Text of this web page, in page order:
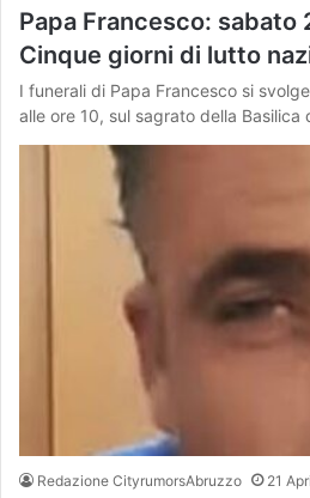
Papa Francesco: sabato
Cinque giorni di lutto
I funerali di Papa Francesco si
alle ore 10, sul sagrato della Basilica
Redazione CityrumorsAbruzzo 21